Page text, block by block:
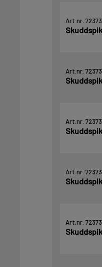
Art.nr.
Art.nr.
Art.nr.
Art.nr.
Art.nr.